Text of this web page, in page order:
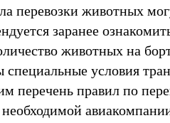
перевозки животных
заранее
животных на
специальные условия
перечень правил по